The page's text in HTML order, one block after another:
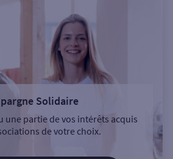
Solidaire
une partie de vos intérêts acquis
de votre choix.